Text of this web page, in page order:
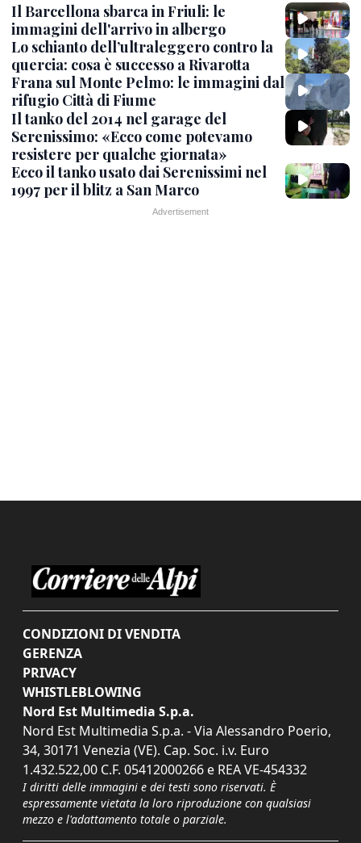
Il Barcellona sbarca in Friuli: le
immagini dell'arrivo in albergo
Lo schianto dell’ultraleggero contro la
quercia: cosa è successo a Rivarotta
Frana sul Monte Pelmo: le immagini dal
rifugio Città di Fiume
Il tanko del 2014 nel garage del
Serenissimo: «Ecco come potevamo
resistere per qualche giornata»
Ecco il tanko usato dai Serenissimi nel
1997 per il blitz a San Marco
CONDIZIONI DI VENDITA
GERENZA
PRIVACY
WHISTLEBLOWING
Nord Est Multimedia S.p.a.
Nord Est Multimedia S.p.a. - Via Alessandro Poerio,
34, 30171 Venezia (VE). Cap. Soc. i.v. Euro
1.432.522,00 C.F. 05412000266 e REA VE-454332
I diritti delle immagini e dei testi sono riservati. È
espressamente vietata la loro riproduzione con qualsiasi
mezzo e l'adattamento totale o parziale.